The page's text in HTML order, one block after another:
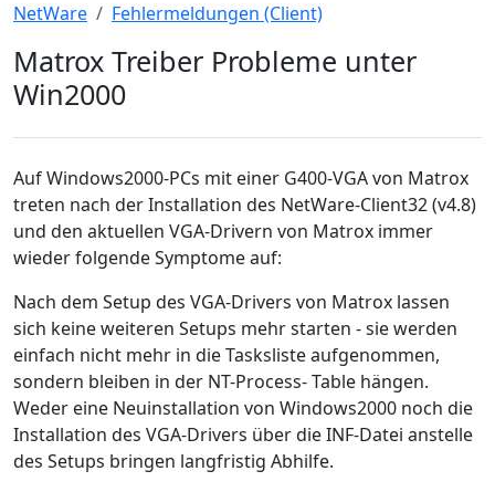
NetWare Fehlermeldungen (Client)
Matrox Treiber Probleme unter
Win2000
Auf Windows2000-PCs mit einer G400-VGA von Matrox
treten nach der Installation des NetWare-Client32 (v4.8)
und den aktuellen VGA-Drivern von Matrox immer
wieder folgende Symptome auf:
Nach dem Setup des VGA-Drivers von Matrox lassen
sich keine weiteren Setups mehr starten - sie werden
einfach nicht mehr in die Tasksliste aufgenommen,
sondern bleiben in der NT-Process- Table hängen.
Weder eine Neuinstallation von Windows2000 noch die
Installation des VGA-Drivers über die INF-Datei anstelle
des Setups bringen langfristig Abhilfe.